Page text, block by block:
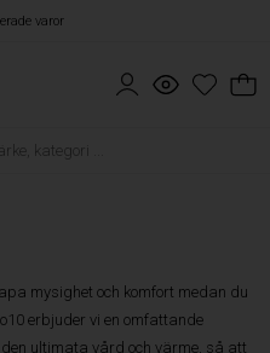
varor
mysighet och komfort medan du
erbjuder vi en omfattande
ultimata vård och värme, så att